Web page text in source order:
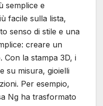
semplice e
facile sulla lista,
senso di stile e una
creare un
Con la stampa 3D, i
su misura, gioielli
Per esempio,
Ng ha trasformato